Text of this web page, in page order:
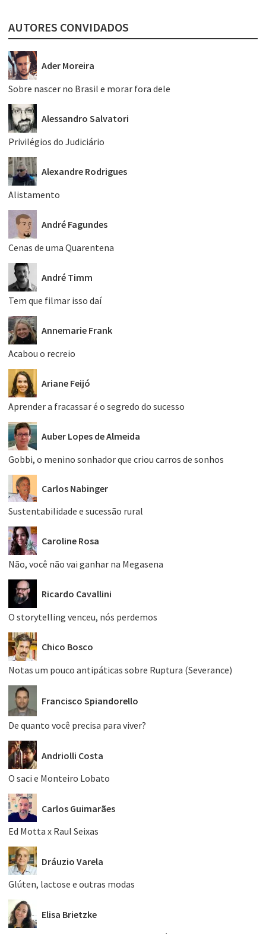
AUTORES CONVIDADOS
Ader Moreira
Sobre nascer no Brasil e morar fora dele
Alessandro Salvatori
Privilégios do Judiciário
Alexandre Rodrigues
Alistamento
André Fagundes
Cenas de uma Quarentena
André Timm
Tem que filmar isso daí
Annemarie Frank
Acabou o recreio
Ariane Feijó
Aprender a fracassar é o segredo do sucesso
Auber Lopes de Almeida
Gobbi, o menino sonhador que criou carros de sonhos
Carlos Nabinger
Sustentabilidade e sucessão rural
Caroline Rosa
Não, você não vai ganhar na Megasena
Ricardo Cavallini
O storytelling venceu, nós perdemos
Chico Bosco
Notas um pouco antipáticas sobre Ruptura (Severance)
Francisco Spiandorello
De quanto você precisa para viver?
Andriolli Costa
O saci e Monteiro Lobato
Carlos Guimarães
Ed Motta x Raul Seixas
Dráuzio Varela
Glúten, lactose e outras modas
Elisa Brietzke